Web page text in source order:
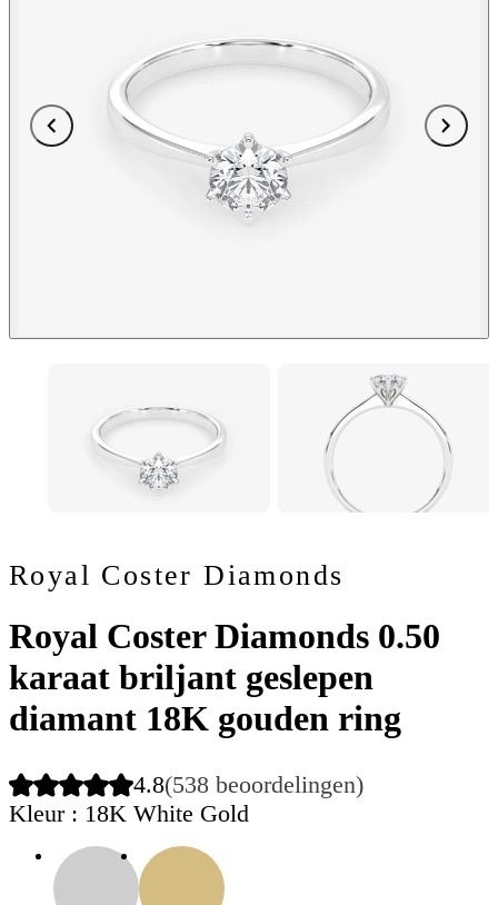
Royal Coster Diamonds
Royal Coster Diamonds 0.50
karaat briljant geslepen
diamant 18K gouden ring
4.8(538 beoordelingen)
Kleur : 18K White Gold